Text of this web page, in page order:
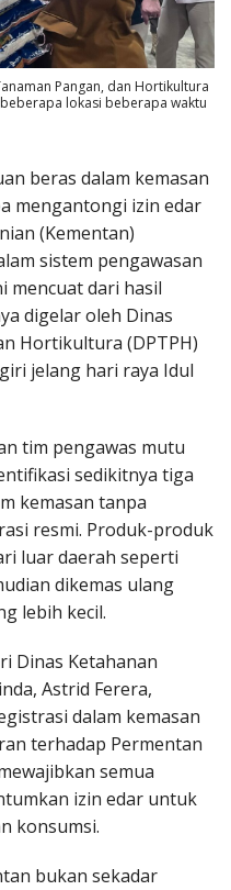
Pangan, dan Hortikultura
lokasi beberapa waktu
beras dalam kemasan
mengantongi izin edar
(Kementan)
sistem pengawasan
mencuat dari hasil
digelar oleh Dinas
Hortikultura (DPTPH)
jelang hari raya Idul
tim pengawas mutu
sedikitnya tiga
kemasan tanpa
resmi. Produk-produk
luar daerah seperti
dikemas ulang
lebih kecil.
Dinas Ketahanan
Astrid Ferera,
dalam kemasan
terhadap Permentan
semua
izin edar untuk
konsumsi.
bukan sekadar